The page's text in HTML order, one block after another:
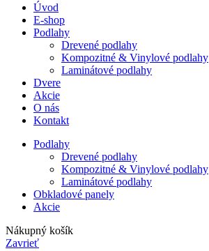
Úvod
E-shop
Podlahy
Drevené podlahy
Kompozitné & Vinylové podlahy
Laminátové podlahy
Dvere
Akcie
O nás
Kontakt
Podlahy
Drevené podlahy
Kompozitné & Vinylové podlahy
Laminátové podlahy
Obkladové panely
Akcie
Nákupný košík
Zavrieť